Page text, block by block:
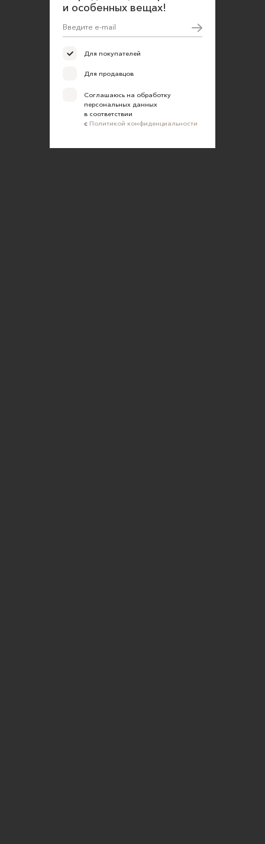
и особенных вещах!
Для покупателей
Для продавцов
Соглашаюсь на обработку
персональных данных
в соответствии
с Политикой конфиденциальности